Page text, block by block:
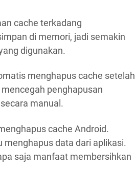
cache terkadang
di memori, jadi semakin
digunakan.
menghapus cache setelah
penghapusan
manual.
cache Android.
data dari aplikasi.
saja manfaat membersihkan